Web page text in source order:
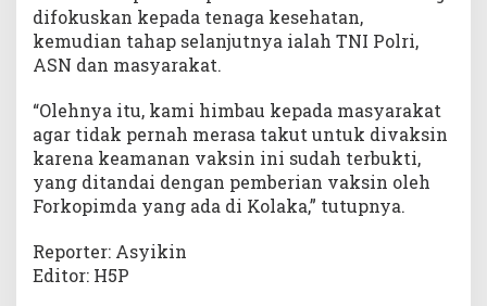
difokuskan kepada tenaga kesehatan,
kemudian tahap selanjutnya ialah TNI Polri,
ASN dan masyarakat.
“Olehnya itu, kami himbau kepada masyarakat
agar tidak pernah merasa takut untuk divaksin
karena keamanan vaksin ini sudah terbukti,
yang ditandai dengan pemberian vaksin oleh
Forkopimda yang ada di Kolaka,” tutupnya.
Reporter: Asyikin
Editor: H5P